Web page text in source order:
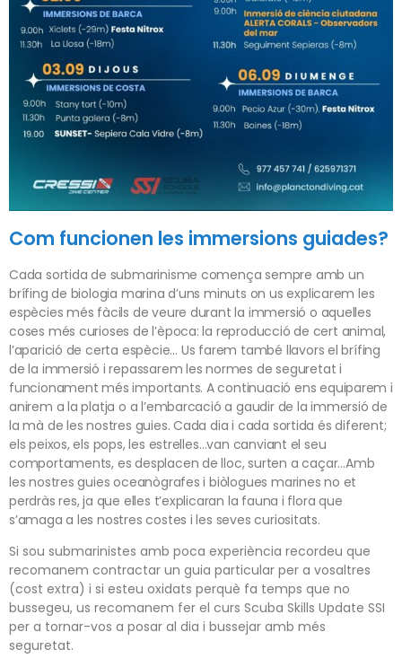
Com funcionen les immersions guiades?
Cada sortida de submarinisme comença sempre amb un
brífing de biologia marina d’uns minuts on us explicarem les
espècies més fàcils de veure durant la immersió o aquelles
coses més curioses de l’època: la reproducció de cert animal,
l’aparició de certa espècie… Us farem també llavors el brífing
de la immersió i repassarem les normes de seguretat i
funcionament més importants. A continuació ens equiparem i
anirem a la platja o a l’embarcació a gaudir de la immersió de
la mà de les nostres guies. Cada dia i cada sortida és diferent;
els peixos, els pops, les estrelles…van canviant el seu
comportaments, es desplacen de lloc, surten a caçar…Amb
les nostres guies oceanògrafes i biòlogues marines no et
perdràs res, ja que elles t’explicaran la fauna i flora que
s’amaga a les nostres costes i les seves curiositats.
Si sou submarinistes amb poca experiència recordeu que
recomanem contractar un guia particular per a vosaltres
(cost extra) i si esteu oxidats perquè fa temps que no
bussegeu, us recomanem fer el curs Scuba Skills Update SSI
per a tornar-vos a posar al dia i bussejar amb més
seguretat.